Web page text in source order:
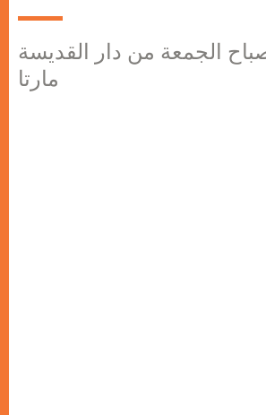
الجمعة من دار القديسة
مارتا